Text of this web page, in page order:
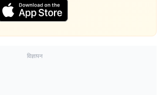
विज्ञापन